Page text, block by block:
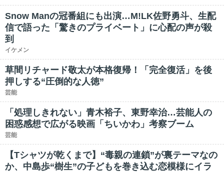
Snow Manの冠番組にも出演…M!LK佐野勇斗、生配
信で語った「驚きのプライベート」に心配の声が殺
到
イケメン
草間リチャード敬太が本格復帰！「完全復活」を後
押しする“圧倒的な人徳”
芸能
「処理しきれない」青木裕子、東野幸治…芸能人の
困惑感想で広がる映画「ちいかわ」考察ブーム
芸能
【Tシャツが乾くまで】“毒親の連鎖”が裏テーマなの
か、中島歩“樹生”の子どもを巻き込む恋模様にイラ